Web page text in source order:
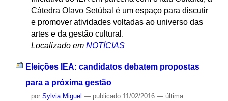
Cátedra Olavo Setúbal é um espaço para discutir
e promover atividades voltadas ao universo das
artes e da gestão cultural.
Localizado em NOTÍCIAS
Eleições IEA: candidatos debatem propostas
para a próxima gestão
por Sylvia Miguel — publicado11/02/2016 — última